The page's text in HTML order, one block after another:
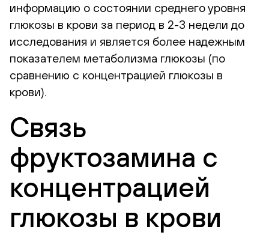
информацию о состоянии среднего уровня
глюкозы в крови за период в 2-3 недели до
исследования и является более надежным
показателем метаболизма глюкозы (по
сравнению с концентрацией глюкозы в
крови).
Связь
фруктозамина с
концентрацией
глюкозы в крови